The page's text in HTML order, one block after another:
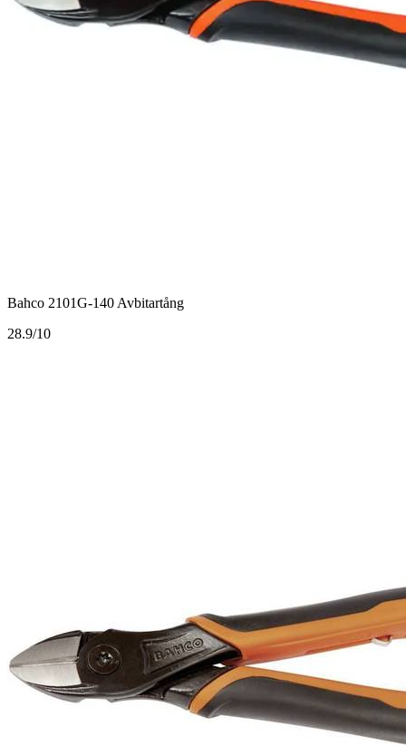
Bahco 2101G-140 Avbitartång
28.9/10